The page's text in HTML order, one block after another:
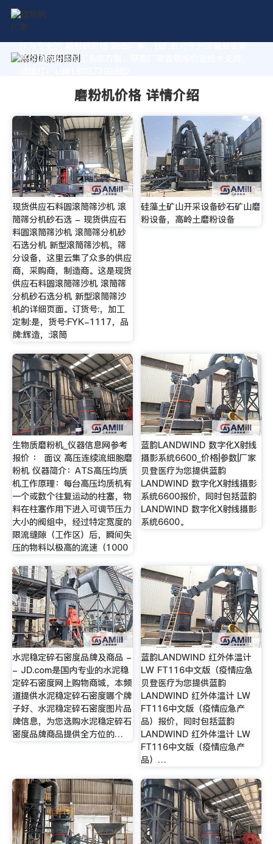
作为专业的 磨粉机价格 制造厂家，我们致力于为您量身定制
高价值的粉体加工系统方案。获取厂家直销报价及技术支持，
磨粉机价格 详情介绍
现货供应石料圆滚筒筛沙机 滚
筒筛分机砂石选 - 现货供应石
料圆滚筒筛沙机 滚筒筛分机砂
石选分机 新型滚筒筛沙机，筛
分设备，这里云集了众多的供应
商，采购商，制造商。这是现货
供应石料圆滚筒筛沙机 滚筒筛
分机砂石选分机 新型滚筒筛沙
机的详细页面。订货号:，加工
定制:是，货号:FYK-1117，品
牌:辉造，:滚筒
硅藻土矿山开采设备砂石矿山磨
粉设备，高岭土磨粉设备
生物质磨粉机_仪器信息网参考
报价 ： 面议 高压连续流细胞磨
粉机 仪器简介：ATS高压均质
机工作原理：每台高压均质机有
一个或数个往复运动的柱塞，物
料在柱塞作用下进入可调节压力
大小的阀组中，经过特定宽度的
限流缝隙（工作区）后，瞬间失
压的物料以极高的流速（1000
蓝韵LANDWIND 数字化X射线
摄影系统6600_价格|参数|厂家
贝登医疗为您提供蓝韵
LANDWIND 数字化X射线摄影
系统6600报价，同时包括蓝韵
LANDWIND 数字化X射线摄影
系统6600。
水泥稳定碎石密度品牌及商品 -
- JD.com是国内专业的水泥稳
定碎石密度网上购物商城，本频
道提供水泥稳定碎石密度哪个牌
子好、水泥稳定碎石密度图片品
牌信息，为您选购水泥稳定碎石
密度品牌商品提供全方位的…
蓝韵LANDWIND 红外体温计
LW FT116中文版（疫情应急
贝登医疗为您提供蓝韵
LANDWIND 红外体温计 LW
FT116中文版（疫情应急产
品）报价，同时包括蓝韵
LANDWIND 红外体温计 LW
FT116中文版（疫情应急产
品）…